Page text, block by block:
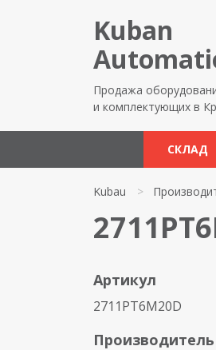
Kuban
Продажа
и комплектующих в
СКЛАД
Kubau >
Артикул
2711PT6M20D
Производитель